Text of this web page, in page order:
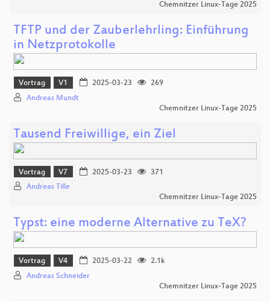
Chemnitzer Linux-Tage 2025
TFTP und der Zauberlehrling: Einführung
in Netzprotokolle
Vortrag V1 2025-03-23
269
Andreas Mundt
Chemnitzer Linux-Tage 2025
Tausend Freiwillige, ein Ziel
Vortrag V7 2025-03-23
371
Andreas Tille
Chemnitzer Linux-Tage 2025
Typst: eine moderne Alternative zu TeX?
Vortrag V4 2025-03-22
2.1k
Andreas Schneider
Chemnitzer Linux-Tage 2025